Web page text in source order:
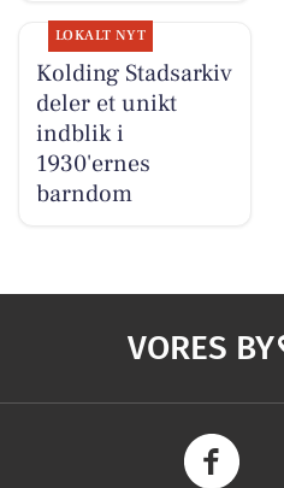
LOKALT NYT
Kolding Stadsarkiv
deler et unikt
indblik i
1930'ernes
barndom
VORES BY